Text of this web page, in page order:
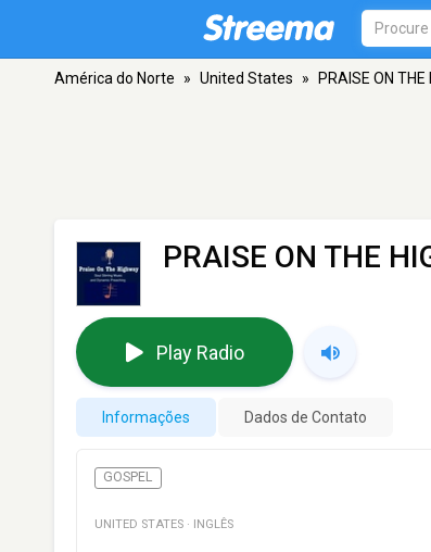
América do Norte » United States » PRAISE ON THE
PRAISE ON THE
Play Radio
Informações Dados de Contato
GOSPEL
UNITED STATES · INGLÊS